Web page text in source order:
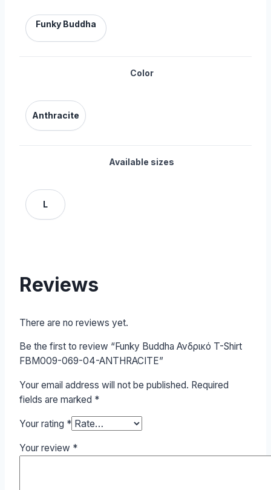
Funky Buddha
Color
Anthracite
Available sizes
L
Reviews
There are no reviews yet.
Be the first to review “Funky Buddha Ανδρικό T-Shirt
FBM009-069-04-ANTHRACITE”
Your email address will not be published. Required
fields are marked *
Your rating *
Your review *